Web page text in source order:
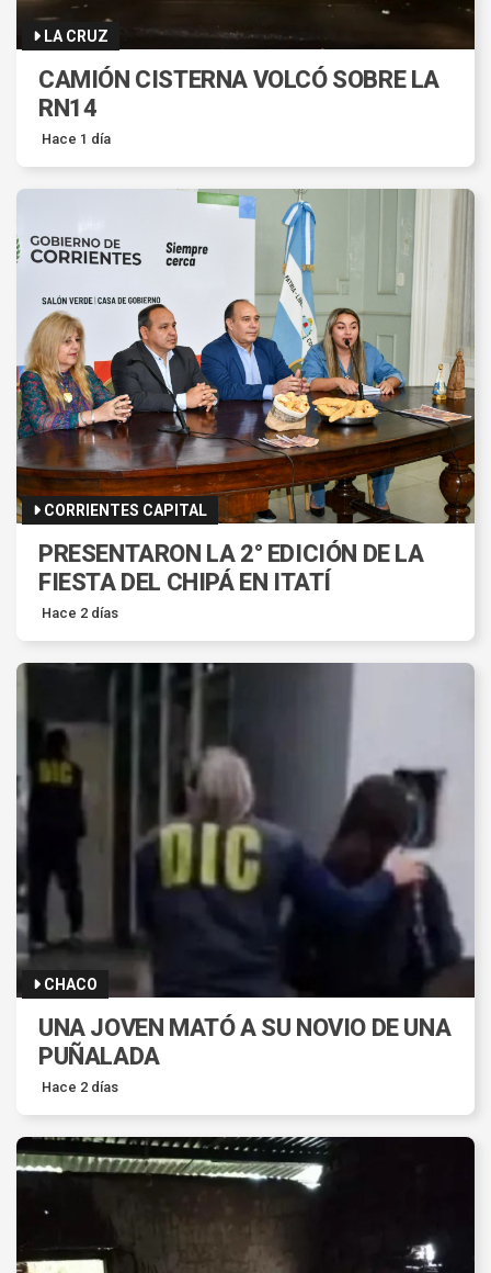
LA CRUZ
CAMIÓN CISTERNA VOLCÓ SOBRE LA
RN14
Hace 1 día
CORRIENTES CAPITAL
PRESENTARON LA 2° EDICIÓN DE LA
FIESTA DEL CHIPÁ EN ITATÍ
Hace 2 días
CHACO
UNA JOVEN MATÓ A SU NOVIO DE UNA
PUÑALADA
Hace 2 días